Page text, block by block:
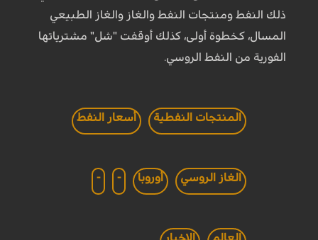
ذلك النفط ومنتجات النفط والغاز والغاز الطبيعي
المسال، كخطوة أولى، كذلك أوقفت "شل" مشترياتها
الفورية من النفط الروسي.
المنتجات النفطية أسعار النفط
الغاز الروسي أوروبا -
-
العالم الاخبار